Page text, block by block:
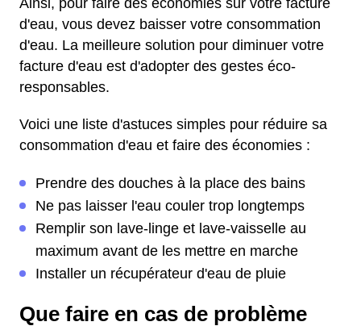
Ainsi, pour faire des économies sur votre facture
d'eau, vous devez baisser votre consommation
d'eau. La meilleure solution pour diminuer votre
facture d'eau est d'adopter des gestes éco-
responsables.
Voici une liste d'astuces simples pour réduire sa
consommation d'eau et faire des économies :
Prendre des douches à la place des bains
Ne pas laisser l'eau couler trop longtemps
Remplir son lave-linge et lave-vaisselle au
maximum avant de les mettre en marche
Installer un récupérateur d'eau de pluie
Que faire en cas de problème